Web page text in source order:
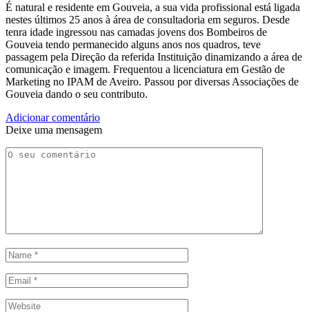
É natural e residente em Gouveia, a sua vida profissional está ligada
nestes últimos 25 anos à área de consultadoria em seguros. Desde
tenra idade ingressou nas camadas jovens dos Bombeiros de
Gouveia tendo permanecido alguns anos nos quadros, teve
passagem pela Direção da referida Instituição dinamizando a área de
comunicação e imagem. Frequentou a licenciatura em Gestão de
Marketing no IPAM de Aveiro. Passou por diversas Associações de
Gouveia dando o seu contributo.
Adicionar comentário
Deixe uma mensagem